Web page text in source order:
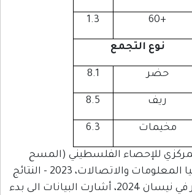
+60
1.3
نوع التجمع
حضر 8.1
ريف 8.5
مخيمات 6.3
للإحصاء الفلسطيني (المسح
الأسري لتكنولوجيا المعلومات والاتصالات، 2023 - النتائج
الرئيسية) الصادر في نيسان 2024، أشارت البيانات الى بدء